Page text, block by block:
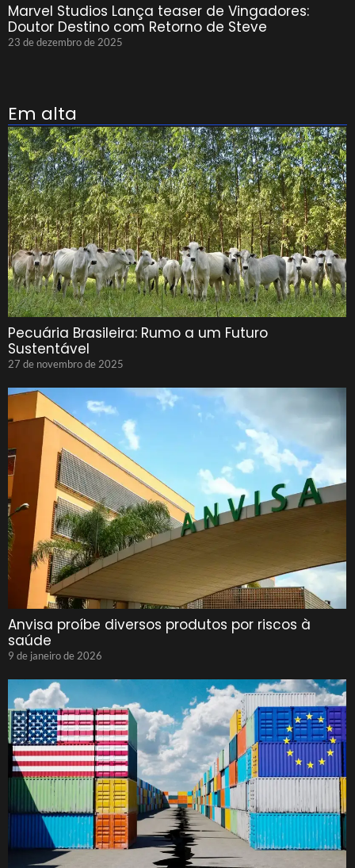
Marvel Studios Lança teaser de Vingadores:
Doutor Destino com Retorno de Steve
23 de dezembro de 2025
Em alta
Pecuária Brasileira: Rumo a um Futuro
Sustentável
27 de novembro de 2025
Anvisa proíbe diversos produtos por riscos à
saúde
9 de janeiro de 2026